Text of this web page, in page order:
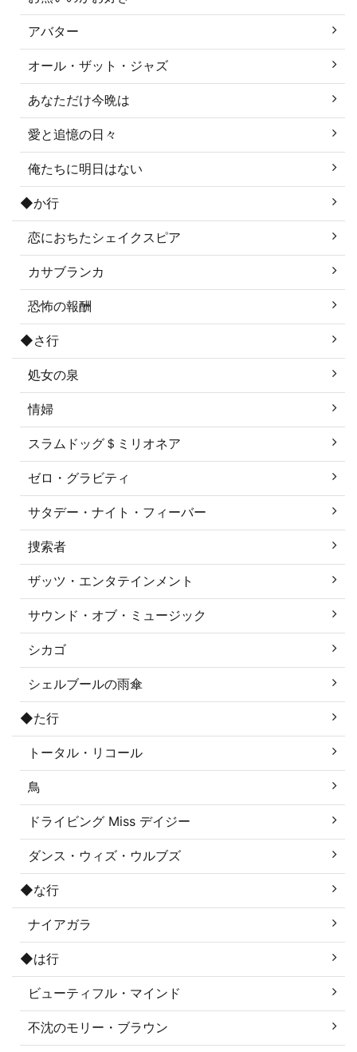
アバター
オール・ザット・ジャズ
あなただけ今晩は
愛と追憶の日々
俺たちに明日はない
◆か行
恋におちたシェイクスピア
カサブランカ
恐怖の報酬
◆さ行
処女の泉
情婦
スラムドッグ＄ミリオネア
ゼロ・グラビティ
サタデー・ナイト・フィーバー
捜索者
ザッツ・エンタテインメント
サウンド・オブ・ミュージック
シカゴ
シェルブールの雨傘
◆た行
トータル・リコール
鳥
ドライビング Miss デイジー
ダンス・ウィズ・ウルブズ
◆な行
ナイアガラ
◆は行
ビューティフル・マインド
不沈のモリー・ブラウン